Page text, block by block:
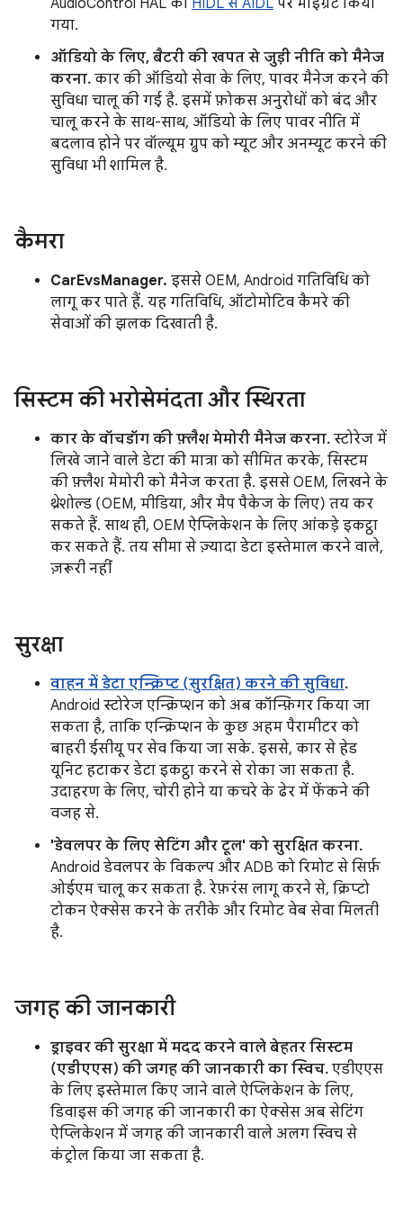
AudioControl HAL को HIDL से AIDL पर माइग्रेट किया
गया.
ऑडियो के लिए, बैटरी की खपत से जुड़ी नीति को मैनेज
करना. कार की ऑडियो सेवा के लिए, पावर मैनेज करने की
सुविधा चालू की गई है. इसमें फ़ोकस अनुरोधों को बंद और
चालू करने के साथ-साथ, ऑडियो के लिए पावर नीति में
बदलाव होने पर वॉल्यूम ग्रुप को म्यूट और अनम्यूट करने की
सुविधा भी शामिल है.
कैमरा
CarEvsManager. इससे OEM, Android गतिविधि को
लागू कर पाते हैं. यह गतिविधि, ऑटोमोटिव कैमरे की
सेवाओं की झलक दिखाती है.
सिस्टम की भरोसेमंदता और स्थिरता
कार के वॉचडॉग की फ़्लैश मेमोरी मैनेज करना. स्टोरेज में
लिखे जाने वाले डेटा की मात्रा को सीमित करके, सिस्टम
की फ़्लैश मेमोरी को मैनेज करता है. इससे OEM, लिखने के
थ्रेशोल्ड (OEM, मीडिया, और मैप पैकेज के लिए) तय कर
सकते हैं. साथ ही, OEM ऐप्लिकेशन के लिए आंकड़े इकट्ठा
कर सकते हैं. तय सीमा से ज़्यादा डेटा इस्तेमाल करने वाले,
ज़रूरी नहीं
सुरक्षा
वाहन में डेटा एन्क्रिप्ट (सुरक्षित) करने की सुविधा.
Android स्टोरेज एन्क्रिप्शन को अब कॉन्फ़िगर किया जा
सकता है, ताकि एन्क्रिप्शन के कुछ अहम पैरामीटर को
बाहरी ईसीयू पर सेव किया जा सके. इससे, कार से हेड
यूनिट हटाकर डेटा इकट्ठा करने से रोका जा सकता है.
उदाहरण के लिए, चोरी होने या कचरे के ढेर में फेंकने की
वजह से.
'डेवलपर के लिए सेटिंग और टूल' को सुरक्षित करना.
Android डेवलपर के विकल्प और ADB को रिमोट से सिर्फ़
ओईएम चालू कर सकता है. रेफ़रंस लागू करने से, क्रिप्टो
टोकन ऐक्सेस करने के तरीके और रिमोट वेब सेवा मिलती
है.
जगह की जानकारी
ड्राइवर की सुरक्षा में मदद करने वाले बेहतर सिस्टम
(एडीएएस) की जगह की जानकारी का स्विच. एडीएएस
के लिए इस्तेमाल किए जाने वाले ऐप्लिकेशन के लिए,
डिवाइस की जगह की जानकारी का ऐक्सेस अब सेटिंग
ऐप्लिकेशन में जगह की जानकारी वाले अलग स्विच से
कंट्रोल किया जा सकता है.